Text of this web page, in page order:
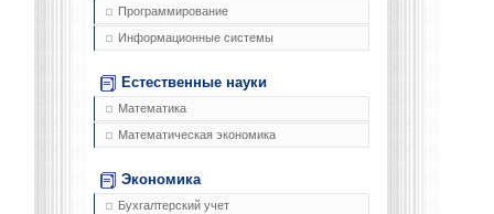
Программирование
Информационные системы
Естественные науки
Математика
Математическая экономика
Экономика
Бухгалтерский учет